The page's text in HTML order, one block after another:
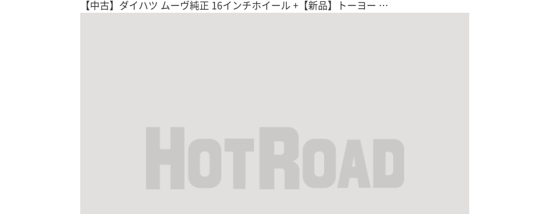
【中古】ダイハツ ムーヴ純正 16インチホイール +【新品】トーヨー …